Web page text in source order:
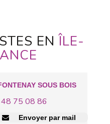
ENÎLE-
SOUS BOIS
75 08 86
Envoyer par mail